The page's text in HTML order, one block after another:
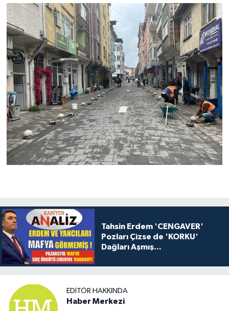
Tahsin Erdem 'CENGAVER'
Pozları Çizse de 'KORKU'
Dağları Aşmış...
EDITÖR HAKKINDA
Haber Merkezi